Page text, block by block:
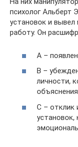
психолог Альберт
установок и
работу. Он
А –
В –
личности,
С – отклик